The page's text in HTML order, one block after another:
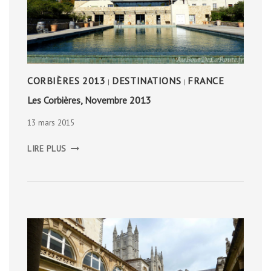
CORBIÈRES 2013 | DESTINATIONS | FRANCE
Les Corbières, Novembre 2013
13 mars 2015
LIRE PLUS CORBIÈRES,